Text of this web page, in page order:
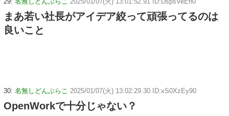
まあ若い社長がアイデア絞って頑張ってるのは
良いこと
30: 名無しどんぶらこ 2025/01/07(火) 13:02:29.30 ID:xS0XzEy90
OpenWorkで十分じゃない？